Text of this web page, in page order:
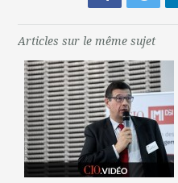
Articles sur le même sujet